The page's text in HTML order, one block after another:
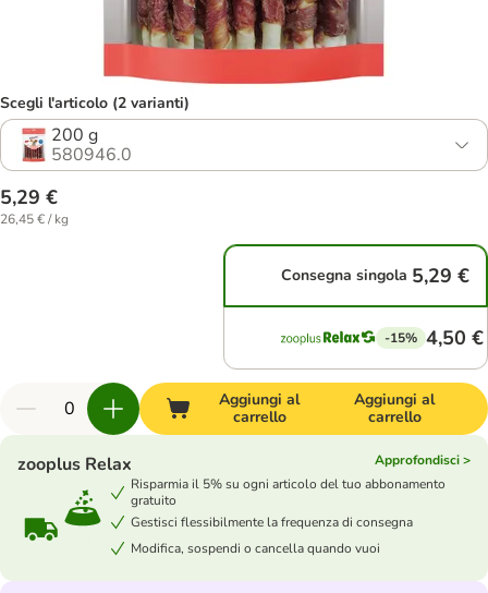
Scegli l'articolo (2 varianti)
200 g
580946.0
5,29 €
26,45 € / kg
Consegna singola 5,29 €
-15% 4,50 €
Aggiungi al
carrello
Aggiungi al
carrello
zooplus Relax
Approfondisci >
Risparmia il 5% su ogni articolo del tuo abbonamento
gratuito
Gestisci flessibilmente la frequenza di consegna
Modifica, sospendi o cancella quando vuoi